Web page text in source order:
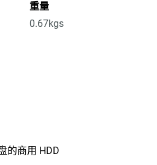
重量
0.67kgs
的商用 HDD